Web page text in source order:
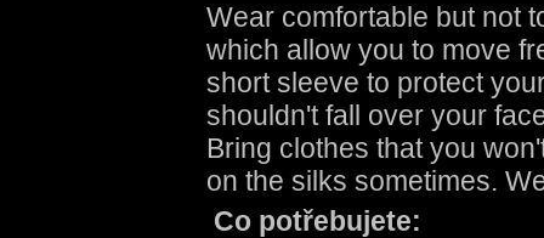
Wear comfortable but not
which allow you to move
short sleeve to protect
shouldn't fall over your
Bring clothes that you
on the silks sometimes.
Co potřebujete: